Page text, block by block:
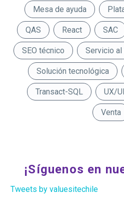
Mesa de ayuda
QAS React SAC
SEO técnico Servicio al
Solución tecnológica
Transact-SQL UX/UI
Venta
¡Síguenos en
Tweets by valuesitechile